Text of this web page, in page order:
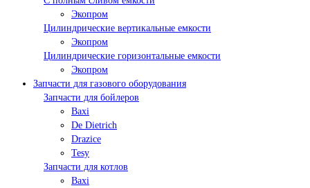
Экопром
Цилиндрические вертикальные емкости
Экопром
Цилиндрические горизонтальные емкости
Экопром
Запчасти для газового оборудования
Запчасти для бойлеров
Baxi
De Dietrich
Drazice
Tesy
Запчасти для котлов
Baxi